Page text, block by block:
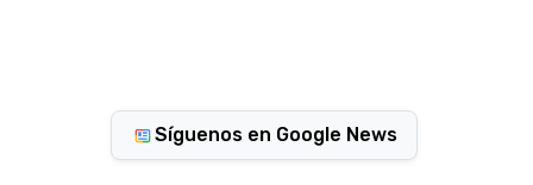
Síguenos en Google News